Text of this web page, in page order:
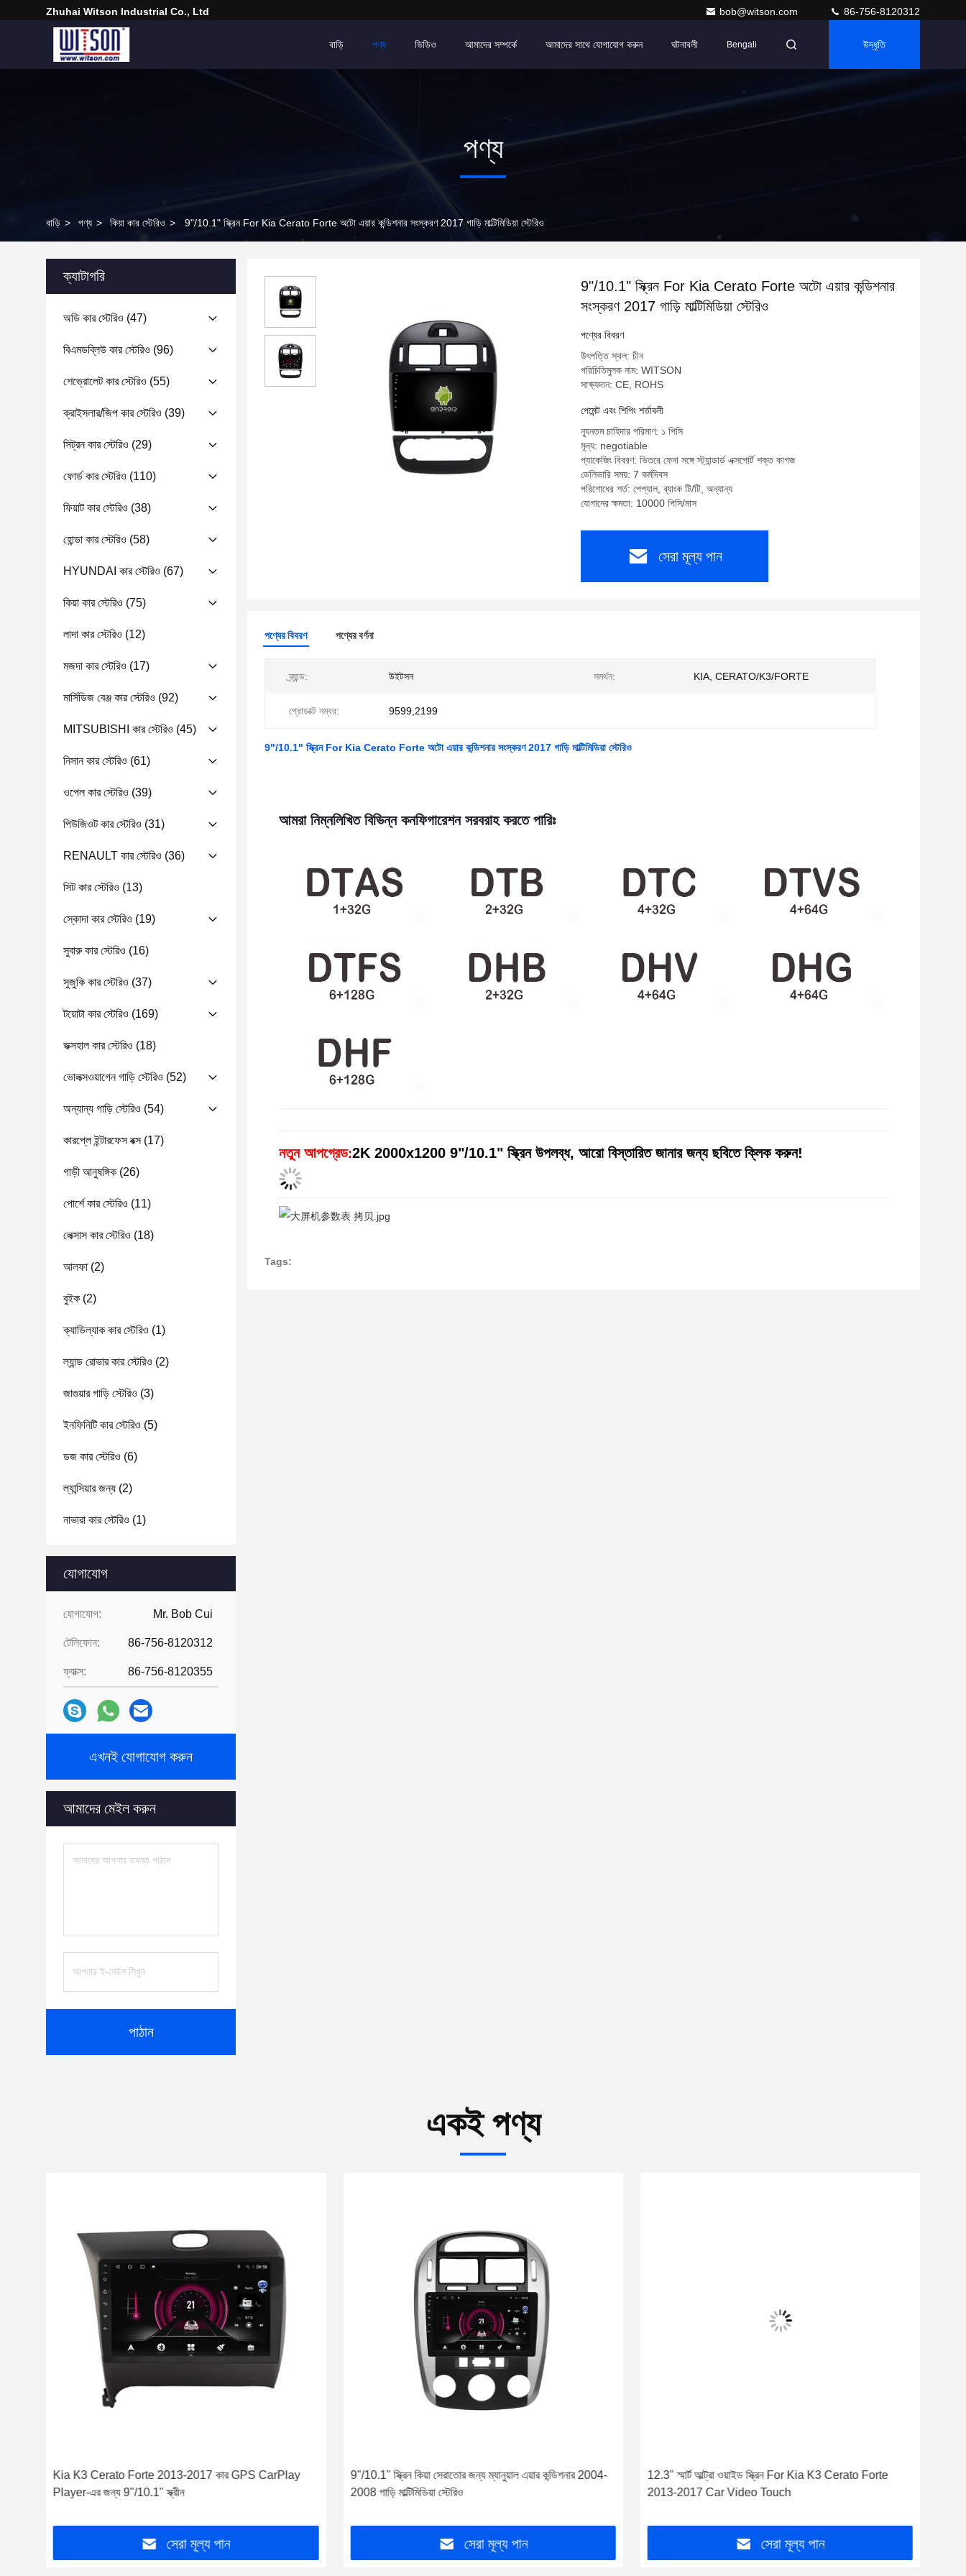
Zhuhai Witson Industrial Co., Ltd bob@witson.com 86-756-8120312
বাড়ি পণ্য ভিডিও আমাদের সম্পর্কে আমাদের সাথে যোগাযোগ করুন ঘটনাবলী Bengali উদ্ধৃতি
পণ্য
বাড়ি > পণ্য > কিয়া কার স্টেরিও > 9"/10.1" স্ক্রিন For Kia Cerato Forte অটো এয়ার কন্ডিশনার সংস্করণ 2017 গাড়ি মাল্টিমিডিয়া স্টেরিও
ক্যাটাগরি
অডি কার স্টেরিও (47)
বিএমডব্লিউ কার স্টেরিও (96)
শেভ্রোলেট কার স্টেরিও (55)
ক্রাইসলার/জিপ কার স্টেরিও (39)
সিট্রন কার স্টেরিও (29)
ফোর্ড কার স্টেরিও (110)
ফিয়াট কার স্টেরিও (38)
হোন্ডা কার স্টেরিও (58)
HYUNDAI কার স্টেরিও (67)
কিয়া কার স্টেরিও (75)
লাদা কার স্টেরিও (12)
মজদা কার স্টেরিও (17)
মার্সিডিজ বেঞ্জ কার স্টেরিও (92)
MITSUBISHI কার স্টেরিও (45)
নিসান কার স্টেরিও (61)
ওপেল কার স্টেরিও (39)
পিউজিওট কার স্টেরিও (31)
RENAULT কার স্টেরিও (36)
সিট কার স্টেরিও (13)
স্কোদা কার স্টেরিও (19)
সুবারু কার স্টেরিও (16)
সুজুকি কার স্টেরিও (37)
টয়োটা কার স্টেরিও (169)
ভক্সহাল কার স্টেরিও (18)
ভোলক্সওয়াগেন গাড়ি স্টেরিও (52)
অন্যান্য গাড়ি স্টেরিও (54)
কারপ্লে ইন্টারফেস বক্স(17)
গাড়ী আনুষঙ্গিক (26)
পোর্শে কার স্টেরিও (11)
লেক্সাস কার স্টেরিও (18)
আলফা (2)
বুইক (2)
ক্যাডিল্যাক কার স্টেরিও (1)
ল্যান্ড রোভার কার স্টেরিও (2)
জাগুয়ার গাড়ি স্টেরিও (3)
ইনফিনিটি কার স্টেরিও (5)
ডজ কার স্টেরিও (6)
ল্যান্সিয়ার জন্য (2)
নাভারা কার স্টেরিও (1)
যোগাযোগ
যোগাযোগ: Mr. Bob Cui
টেলিফোন: 86-756-8120312
ফ্যাক্স: 86-756-8120355
এখনই যোগাযোগ করুন
আমাদের মেইল ​​করুন
পাঠান
9"/10.1" স্ক্রিন For Kia Cerato Forte অটো এয়ার কন্ডিশনার
সংস্করণ 2017 গাড়ি মাল্টিমিডিয়া স্টেরিও
পণ্যের বিবরণ
উৎপত্তি স্থল: চীন
পরিচিতিমুলক নাম: WITSON
সাক্ষ্যদান: CE, ROHS
পেমেন্ট এবং শিপিং শর্তাবলী
ন্যূনতম চাহিদার পরিমাণ: ১ পিসি
মূল্য: negotiable
প্যাকেজিং বিবরণ: ভিতরে ফেনা সঙ্গে স্ট্যান্ডার্ড এক্সপোর্ট শক্ত কাগজ
ডেলিভারি সময়: 7 কর্মদিবস
পরিশোধের শর্ত: পেপ্যাল, ব্যাংক টি/টি, অন্যান্য
যোগানের ক্ষমতা: 10000 পিসি/মাস
সেরা মূল্য পান
পণ্যের বিবরণ পণ্যের বর্ণনা
ব্র্যান্ড: উইটসন সমর্থন: KIA, CERATO/K3/FORTE
প্রোডাক্ট নম্বর: 9599,2199
9"/10.1" স্ক্রিন For Kia Cerato Forte অটো এয়ার কন্ডিশনার সংস্করণ 2017 গাড়ি মাল্টিমিডিয়া স্টেরিও
আমরা নিম্নলিখিত বিভিন্ন কনফিগারেশন সরবরাহ করতে পারিঃ
নতুন আপগ্রেড:2K 2000x1200 9"/10.1" স্ক্রিন উপলব্ধ, আরো বিস্তারিত জানার জন্য ছবিতে ক্লিক করুন!
Tags:
একই পণ্য
Kia K3 Cerato Forte 2013-2017 কার GPS CarPlay
Player-এর জন্য 9"/10.1" স্ক্রীন
সেরা মূল্য পান
9"/10.1" স্ক্রিন কিয়া সেরাতোর জন্য ম্যানুয়াল এয়ার কন্ডিশনার 2004-
2008 গাড়ি মাল্টিমিডিয়া স্টেরিও
সেরা মূল্য পান
12.3" স্মার্ট আল্ট্রা ওয়াইড স্ক্রিন For Kia K3 Cerato Forte
2013-2017 Car Video Touch
সেরা মূল্য পান